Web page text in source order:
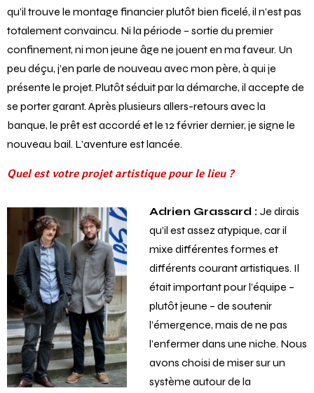
qu’il trouve le montage financier plutôt bien ficelé, il n’est pas
totalement convaincu. Ni la période – sortie du premier
confinement, ni mon jeune âge ne jouent en ma faveur. Un
peu déçu, j’en parle de nouveau avec mon père, à qui je
présente le projet. Plutôt séduit par la démarche, il accepte de
se porter garant. Après plusieurs allers-retours avec la
banque, le prêt est accordé et le 12 février dernier, je signe le
nouveau bail. L’aventure est lancée.
Quel est votre projet artistique pour le lieu ?
Adrien Grassard : Je dirais
qu’il est assez atypique, car il
mixe différentes formes et
différents courant artistiques. Il
était important pour l’équipe –
plutôt jeune – de soutenir
l’émergence, mais de ne pas
l’enfermer dans une niche. Nous
avons choisi de miser sur un
système autour de la